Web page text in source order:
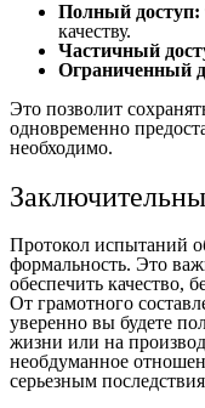
Полный доступ:
качеству.
Частичный
Ограниченный
Это позволит
одновременно
необходимо.
Протокол испытаний
формальность. Это
обеспечить качество,
От грамотного
уверенно вы будете
жизни или на
необдуманное
серьезным